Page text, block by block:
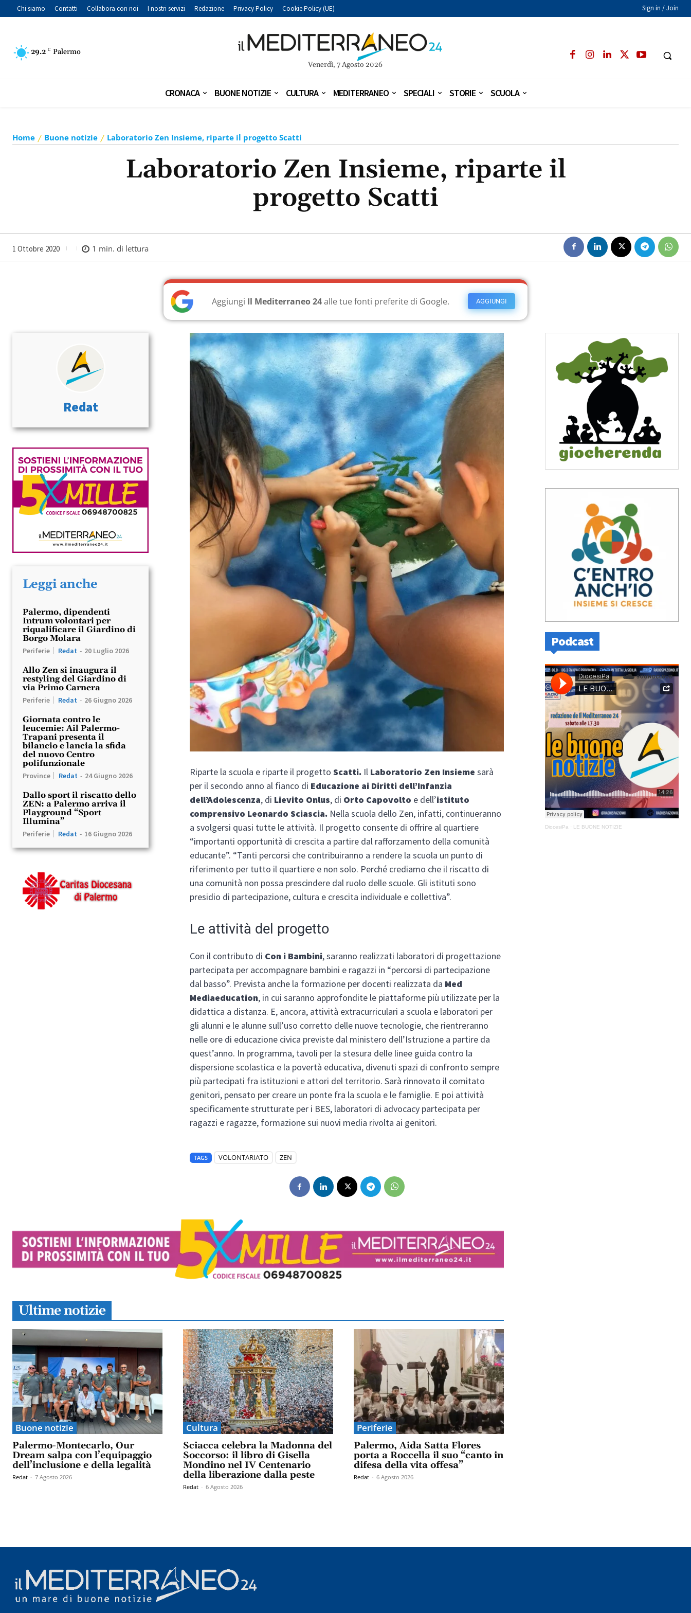
Chi siamo Contatti Collabora con noi I nostri servizi Redazione Privacy Policy Cookie Policy (UE) Sign in / Join
29.2 C Palermo
Venerdì, 7 Agosto 2026
CRONACA BUONE NOTIZIE CULTURA MEDITERRANEO SPECIALI STORIE SCUOLA
Home Buone notizie Laboratorio Zen Insieme, riparte il progetto Scatti
Laboratorio Zen Insieme, riparte il
progetto Scatti
1 Ottobre 2020 1 min. di lettura
AGGIUNGI
Aggiungi Il Mediterraneo 24alle tue fonti preferite di Google.
Redat
Leggi anche
Palermo, dipendenti
Intrum volontari per
riqualificare il Giardino di
Borgo Molara
Periferie Redat - 20 Luglio 2026
Allo Zen si inaugura il
restyling del Giardino di
via Primo Carnera
Periferie Redat - 26 Giugno 2026
Giornata contro le
leucemie: Ail Palermo-
Trapani presenta il
bilancio e lancia la sfida
del nuovo Centro
polifunzionale
Province Redat - 24 Giugno 2026
Dallo sport il riscatto dello
ZEN: a Palermo arriva il
Playground “Sport
Illumina”
Periferie Redat - 16 Giugno 2026
Riparte la scuola e riparte il progettoScatti. Il Laboratorio Zen Insieme sarà
per il secondo anno al fianco di Educazione ai Diritti dell’Infanzia
dell’Adolescenza, di Lievito Onlus, di Orto Capovolto e dell’istituto
comprensivo Leonardo Sciascia. Nella scuola dello Zen, infatti, continueranno
a svolgersi quasi tutte le attività. Il progetto consente di offrire al quartiere
“importanti opportunità di crescita a partire dal rafforzamento della comunità
educante”. “Tanti percorsi che contribuiranno a rendere la scuola un punto di
riferimento per tutto il quartiere e non solo. Perché crediamo che il riscatto di
una comunità non possa prescindere dal ruolo delle scuole. Gli istituti sono
presidio di partecipazione, cultura e crescita individuale e collettiva”.
Le attività del progetto
Con il contributo di Con i Bambini, saranno realizzati laboratori di progettazione
partecipata per accompagnare bambini e ragazzi in “percorsi di partecipazione
dal basso”. Prevista anche la formazione per docenti realizzata da Med
Mediaeducation, in cui saranno approfondite le piattaforme più utilizzate per la
didattica a distanza. E, ancora, attività extracurriculari a scuola e laboratori per
gli alunni e le alunne sull’uso corretto delle nuove tecnologie, che rientreranno
nelle ore di educazione civica previste dal ministero dell’Istruzione a partire da
quest’anno. In programma, tavoli per la stesura delle linee guida contro la
dispersione scolastica e la povertà educativa, divenuti spazi di confronto sempre
più partecipati fra istituzioni e attori del territorio. Sarà rinnovato il comitato
genitori, pensato per creare un ponte fra la scuola e le famiglie. E poi attività
specificamente strutturate per i BES, laboratori di advocacy partecipata per
ragazzi e ragazze, formazione sui nuovi media rivolta ai genitori.
TAGS VOLONTARIATO ZEN
Ultime notizie
Buone notizie
Palermo-Montecarlo, Our
Dream salpa con l’equipaggio
dell’inclusione e della legalità
Redat - 7 Agosto 2026
Cultura
Sciacca celebra la Madonna del
Soccorso: il libro di Gisella
Mondino nel IV Centenario
della liberazione dalla peste
Redat - 6 Agosto 2026
Periferie
Palermo, Aida Satta Flores
porta a Roccella il suo “canto in
difesa della vita offesa”
Redat - 6 Agosto 2026
Podcast
DiocesiPa · LE BUONE NOTIZIE